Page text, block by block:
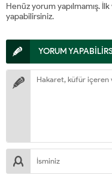
Henüz yorum yapılmamış.
yapabilirsiniz.
YORUM